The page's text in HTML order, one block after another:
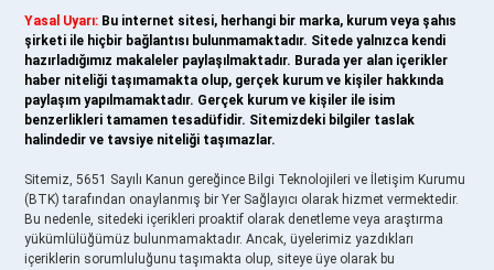
Yasal Uyarı: Bu internet sitesi, herhangi bir marka, kurum veya şahıs
şirketi ile hiçbir bağlantısı bulunmamaktadır. Sitede yalnızca kendi
hazırladığımız makaleler paylaşılmaktadır. Burada yer alan içerikler
haber niteliği taşımamakta olup, gerçek kurum ve kişiler hakkında
paylaşım yapılmamaktadır. Gerçek kurum ve kişiler ile isim
benzerlikleri tamamen tesadüfidir. Sitemizdeki bilgiler taslak
halindedir ve tavsiye niteliği taşımazlar.
Sitemiz, 5651 Sayılı Kanun gereğince Bilgi Teknolojileri ve İletişim Kurumu
(BTK) tarafından onaylanmış bir Yer Sağlayıcı olarak hizmet vermektedir.
Bu nedenle, sitedeki içerikleri proaktif olarak denetleme veya araştırma
yükümlülüğümüz bulunmamaktadır. Ancak, üyelerimiz yazdıkları
içeriklerin sorumluluğunu taşımakta olup, siteye üye olarak bu